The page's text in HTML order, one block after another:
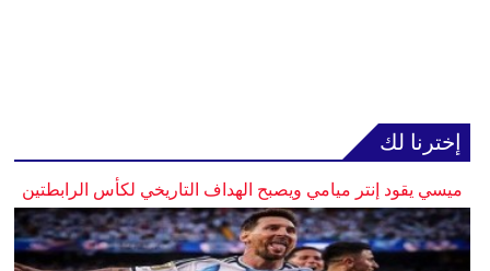
إخترنا لك
ميسي يقود إنتر ميامي ويصبح الهداف التاريخي لكأس الرابطتين